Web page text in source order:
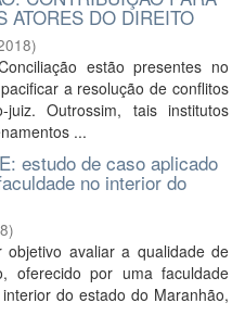
ATORES DO DIREITO
)
estão presentes no
a resolução de conflitos
Outrossim, tais institutos
...
estudo de caso aplicado
no interior do
)
avaliar a qualidade de
oferecido por uma faculdade
do estado do Maranhão,